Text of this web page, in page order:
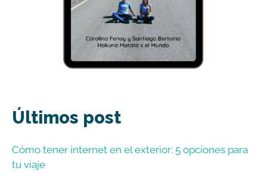
Últimos post
Cómo tener internet en el exterior: 5 opciones para
tu viaje